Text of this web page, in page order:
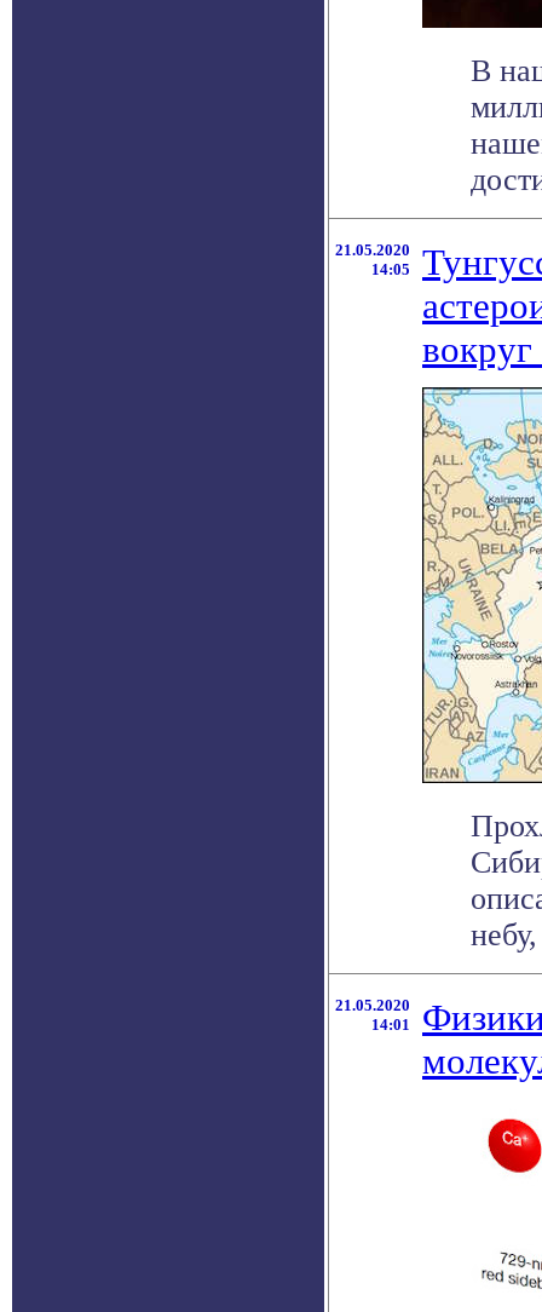
В
21.05.2020
14:05
21.05.2020
14:01